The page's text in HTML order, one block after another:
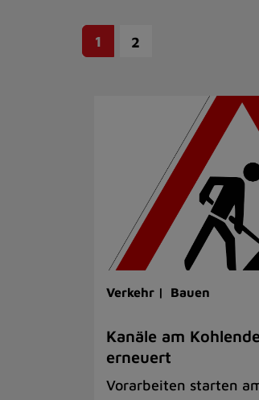
1 2
Verkehr | Bauen
Kanäle am
erneuert
Vorarbeiten starten